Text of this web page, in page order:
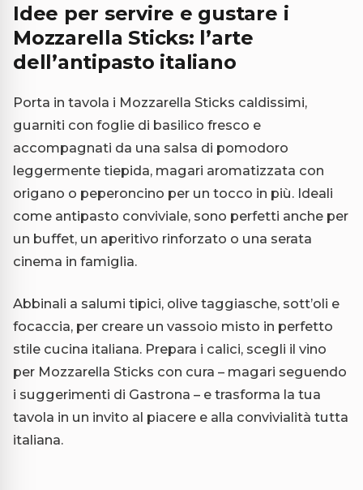
Idee per servire e gustare i
Mozzarella Sticks: l’arte
dell’antipasto italiano
Porta in tavola i Mozzarella Sticks caldissimi,
guarniti con foglie di basilico fresco e
accompagnati da una salsa di pomodoro
leggermente tiepida, magari aromatizzata con
origano o peperoncino per un tocco in più. Ideali
come antipasto conviviale, sono perfetti anche per
un buffet, un aperitivo rinforzato o una serata
cinema in famiglia.
Abbinali a salumi tipici, olive taggiasche, sott’oli e
focaccia, per creare un vassoio misto in perfetto
stile cucina italiana. Prepara i calici, scegli il vino
per Mozzarella Sticks con cura – magari seguendo
i suggerimenti di Gastrona – e trasforma la tua
tavola in un invito al piacere e alla convivialità tutta
italiana.